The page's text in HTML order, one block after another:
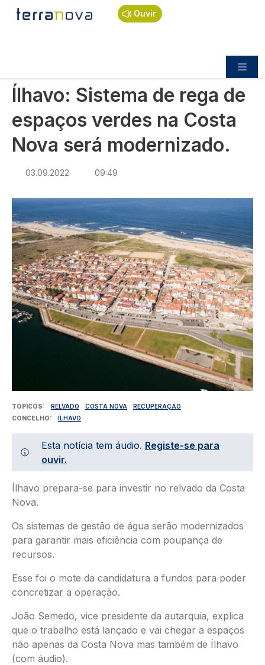
Passar para o conteúdo principal
Ouvir
Navegação estrutural
Início
Política
Ílhavo: Sistema de rega de espaços verdes na
Ílhavo: Sistema de rega de
espaços verdes na Costa
Nova será modernizado.
03.09.2022 09:49
Imagem
TÓPICOS RELVADO COSTA NOVA
RECUPERAÇÃO
CONCELHO
ÍLHAVO
Esta notícia tem áudio. Registe-se para
ouvir.
Ílhavo prepara-se para investir no relvado da Costa
Nova.
Os sistemas de gestão de água serão modernizados
para garantir mais eficiência com poupança de
recursos.
Esse foi o mote da candidatura a fundos para poder
concretizar a operação.
João Semedo, vice presidente da autarquia, explica
que o trabalho está lançado e vai chegar a espaços
não apenas da Costa Nova mas também de Ílhavo
(com áudio).